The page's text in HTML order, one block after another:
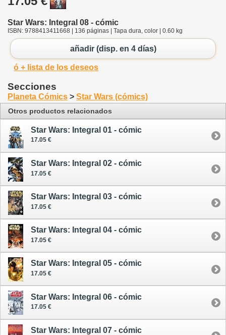
Star Wars: Integral 08 - cómic
ISBN: 9788413411668 | 136 páginas | Tapa dura, color | 0.60 kg
añadir (disp. en 4 días)
ó + lista de los deseos
Secciones
Planeta Cómics > Star Wars (cómics)
Otros productos relacionados
Star Wars: Integral 01 - cómic
17.05 €
Star Wars: Integral 02 - cómic
17.05 €
Star Wars: Integral 03 - cómic
17.05 €
Star Wars: Integral 04 - cómic
17.05 €
Star Wars: Integral 05 - cómic
17.05 €
Star Wars: Integral 06 - cómic
17.05 €
Star Wars: Integral 07 - cómic